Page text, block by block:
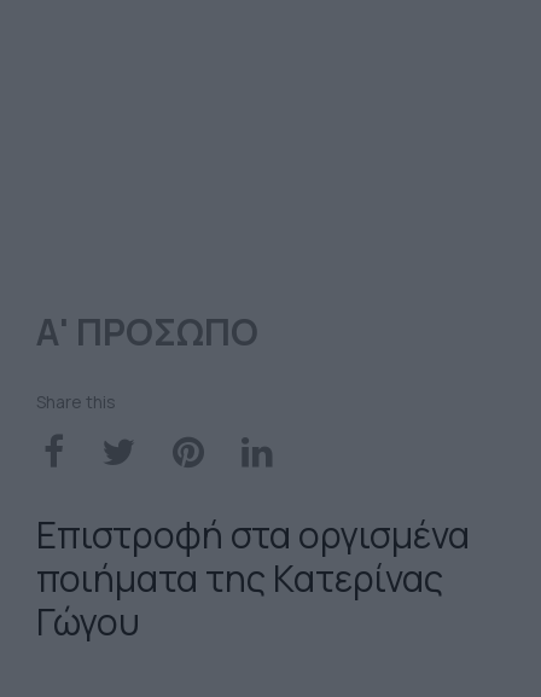
Α' ΠΡΟΣΩΠΟ
Share this
Επιστροφή στα οργισμένα
ποιήματα της Κατερίνας
Γώγου